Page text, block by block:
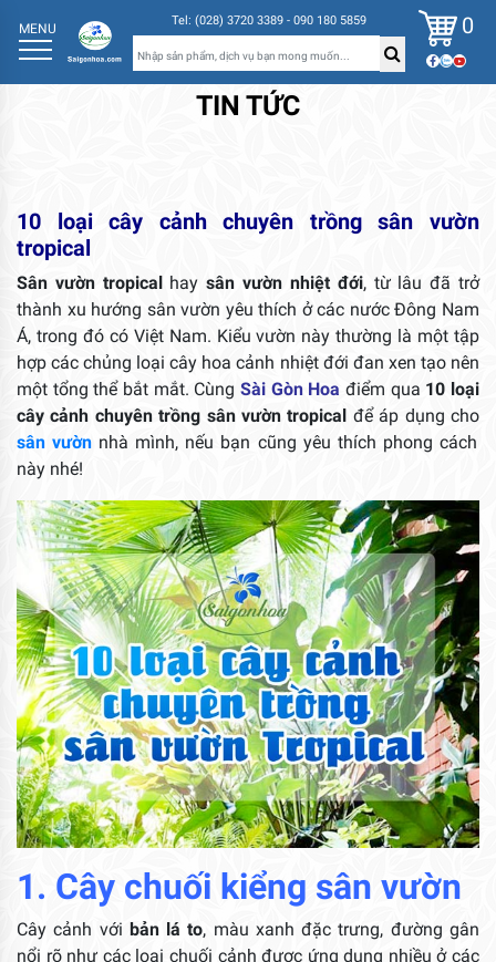
MENU Tel: (028) 3720 3389 - 090 180 5859 0
TIN TỨC
10 loại cây cảnh chuyên trồng sân vườn
tropical
Sân vườn tropical haysân vườn nhiệt đới, từ lâu đã trở
thành xu hướng sân vườn yêu thích ở các nước Đông Nam
Á, trong đó có Việt Nam. Kiểu vườn này thường là một tập
hợp các chủng loại cây hoa cảnh nhiệt đới đan xen tạo nên
một tổng thể bắt mắt. Cùng Sài Gòn Hoa điểm qua 10 loại
cây cảnh chuyên trồng sân vườn tropical để áp dụng cho
sân vườn nhà mình, nếu bạn cũng yêu thích phong cách
này nhé!
1. Cây chuối kiểng sân vườn
Cây cảnh với bản lá to, màu xanh đặc trưng, đường gân
nổi rõ như các loại chuối cảnh được ứng dụng nhiều ở các